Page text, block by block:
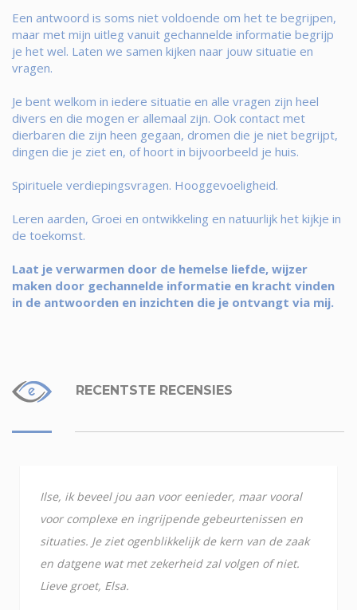
Een antwoord is soms niet voldoende om het te begrijpen,
maar met mijn uitleg vanuit gechannelde informatie begrijp
je het wel. Laten we samen kijken naar jouw situatie en
vragen.
Je bent welkom in iedere situatie en alle vragen zijn heel
divers en die mogen er allemaal zijn. Ook contact met
dierbaren die zijn heen gegaan, dromen die je niet begrijpt,
dingen die je ziet en, of hoort in bijvoorbeeld je huis.
Spirituele verdiepingsvragen. Hooggevoeligheid.
Leren aarden, Groei en ontwikkeling en natuurlijk het kijkje in
de toekomst.
Laat je verwarmen door de hemelse liefde, wijzer
maken door gechannelde informatie en kracht vinden
in de antwoorden en inzichten die je ontvangt via mij.
RECENTSTE RECENSIES
Ilse, ik beveel jou aan voor eenieder, maar vooral
voor complexe en ingrijpende gebeurtenissen en
situaties. Je ziet ogenblikkelijk de kern van de zaak
en datgene wat met zekerheid zal volgen of niet.
Lieve groet, Elsa.